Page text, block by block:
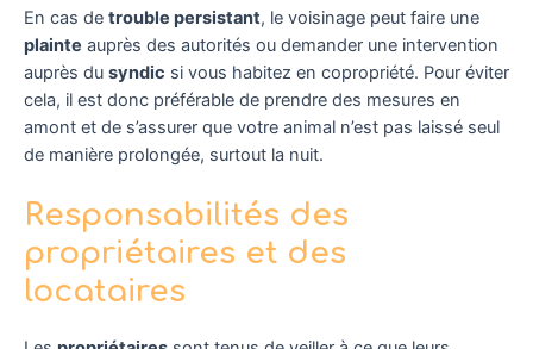
En cas de trouble persistant, le voisinage peut faire une
plainte auprès des autorités ou demander une intervention
auprès du syndic si vous habitez en copropriété. Pour éviter
cela, il est donc préférable de prendre des mesures en
amont et de s’assurer que votre animal n’est pas laissé seul
de manière prolongée, surtout la nuit.
Responsabilités des
propriétaires et des
locataires